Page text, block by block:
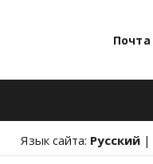
Почта
Язык сайта: Русский |